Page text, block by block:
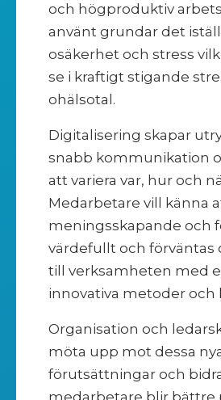
och högproduktiv
använt grundar det
osäkerhet och stress
se i kraftigt stigande
ohälsotal.
Digitalisering skapar
snabb kommunikation
att variera var, hur och
Medarbetare vill känna
meningsskapande och
värdefullt och förväntas
till verksamheten med
innovativa metoder och
Organisation och
möta upp mot dessa
förutsättningar och
medarbetare blir bättre